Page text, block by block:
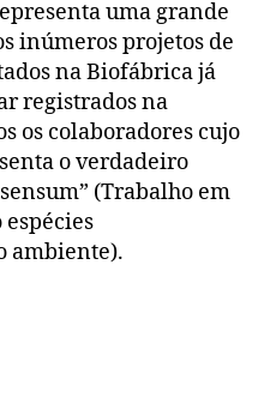
uma grande
inúmeros projetos de
na Biofábrica já
registrados na
os colaboradores cujo
o verdadeiro
(Trabalho em
ambiente).